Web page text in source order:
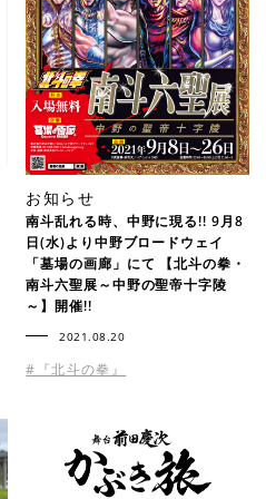
お知らせ
南斗乱れる時、中野に現る!! 9月8
日(水)より中野ブロードウェイ
「墓場の画廊」にて 【北斗の拳・
南斗六聖展～中野の聖帝十字陵
～】開催!!
2021.08.20
#『北斗の拳』